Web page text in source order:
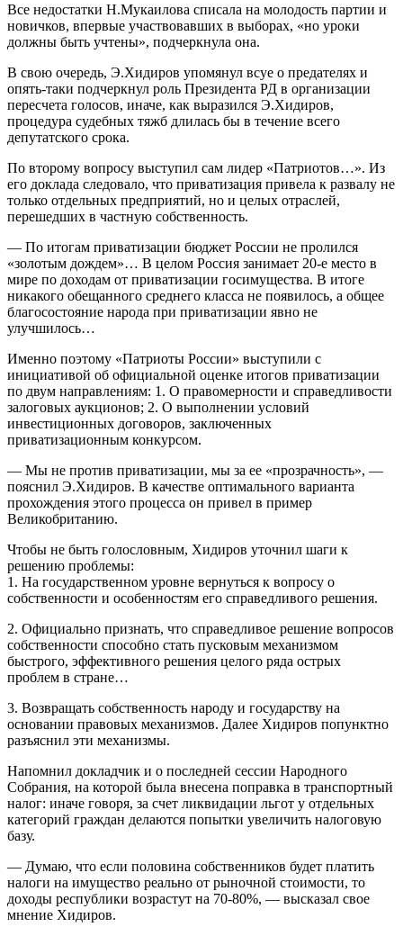
Все недостатки Н.Мукаилова списала на молодость партии и
новичков, впервые участвовавших в выборах, «но уроки
должны быть учтены», подчеркнула она.
В свою очередь, Э.Хидиров упомянул всуе о предателях и
опять-таки подчеркнул роль Президента РД в организации
пересчета голосов, иначе, как выразился Э.Хидиров,
процедура судебных тяжб длилась бы в течение всего
депутатского срока.
По второму вопросу выступил сам лидер «Патриотов…». Из
его доклада следовало, что приватизация привела к развалу не
только отдельных предприятий, но и целых отраслей,
перешедших в частную собственность.
— По итогам приватизации бюджет России не пролился
«золотым дождем»… В целом Россия занимает 20-е место в
мире по доходам от приватизации госимущества. В итоге
никакого обещанного среднего класса не появилось, а общее
благосостояние народа при приватизации явно не
улучшилось…
Именно поэтому «Патриоты России» выступили с
инициативой об официальной оценке итогов приватизации
по двум направлениям: 1. О правомерности и справедливости
залоговых аукционов; 2. О выполнении условий
инвестиционных договоров, заключенных
приватизационным конкурсом.
— Мы не против приватизации, мы за ее «прозрачность», —
пояснил Э.Хидиров. В качестве оптимального варианта
прохождения этого процесса он привел в пример
Великобританию.
Чтобы не быть голословным, Хидиров уточнил шаги к
решению проблемы:
1. На государственном уровне вернуться к вопросу о
собственности и особенностям его справедливого решения.
2. Официально признать, что справедливое решение вопросов
собственности способно стать пусковым механизмом
быстрого, эффективного решения целого ряда острых
проблем в стране…
3. Возвращать собственность народу и государству на
основании правовых механизмов. Далее Хидиров попунктно
разъяснил эти механизмы.
Напомнил докладчик и о последней сессии Народного
Собрания, на которой была внесена поправка в транспортный
налог: иначе говоря, за счет ликвидации льгот у отдельных
категорий граждан делаются попытки увеличить налоговую
базу.
— Думаю, что если половина собственников будет платить
налоги на имущество реально от рыночной стоимости, то
доходы республики возрастут на 70-80%, — высказал свое
мнение Хидиров.